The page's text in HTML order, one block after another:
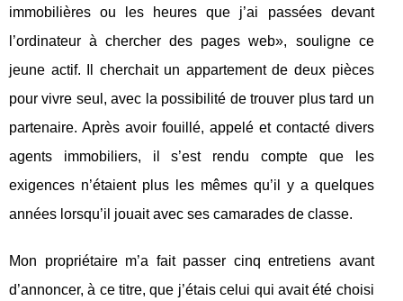
immobilières ou les heures que j’ai passées devant
l’ordinateur à chercher des pages web», souligne ce
jeune actif. Il cherchait un appartement de deux pièces
pour vivre seul, avec la possibilité de trouver plus tard un
partenaire. Après avoir fouillé, appelé et contacté divers
agents immobiliers, il s’est rendu compte que les
exigences n’étaient plus les mêmes qu’il y a quelques
années lorsqu’il jouait avec ses camarades de classe.
Mon propriétaire m’a fait passer cinq entretiens avant
d’annoncer, à ce titre, que j’étais celui qui avait été choisi